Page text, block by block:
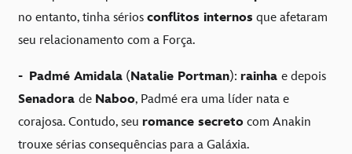
no entanto, tinha sérios conflitos internos que afetaram
seu relacionamento com a Força.
- Padmé Amidala (Natalie Portman): rainha e depois
Senadora de Naboo, Padmé era uma líder nata e
corajosa. Contudo, seu romance secreto com Anakin
trouxe sérias consequências para a Galáxia.